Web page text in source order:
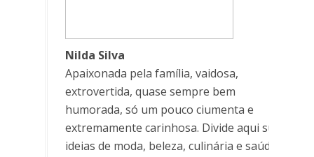
Nilda Silva
Apaixonada pela família, vaidosa,
extrovertida, quase sempre bem
humorada, só um pouco ciumenta e
extremamente carinhosa. Divide aqui suas
ideias de moda, beleza, culinária e saúde.